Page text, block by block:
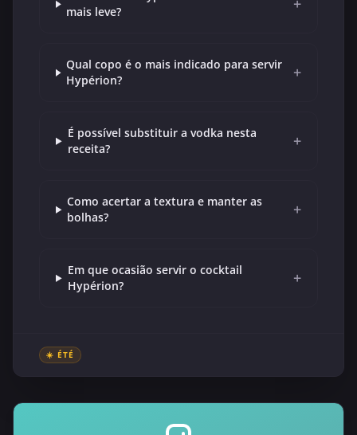
mais leve?
+
Qual copo é o mais indicado para servir
Hypérion?
+
É possível substituir a vodka nesta
receita?
+
Como acertar a textura e manter as
bolhas?
+
Em que ocasião servir o cocktail
Hypérion?
+
☀️ ÉTÉ